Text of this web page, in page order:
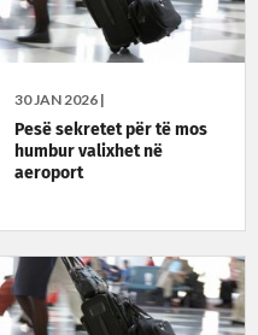
30 JAN 2026 |
Pesë sekretet për të mos
humbur valixhet në
aeroport